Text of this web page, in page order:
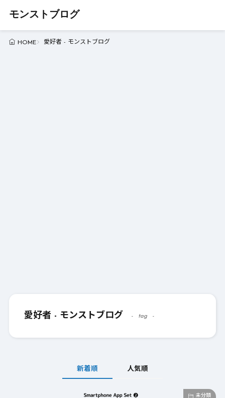
モンストブログ
HOME 愛好者 - モンストブログ
愛好者 - モンストブログ tag
新着順 人気順
未分類